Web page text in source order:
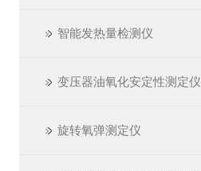
智能发热量检测仪
变压器油氧化安定性测定仪
旋转氧弹测定仪